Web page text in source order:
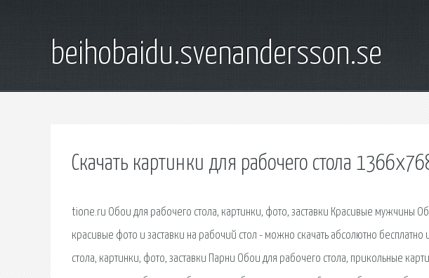
beihobaidu.svenandersson.se
Скачать картинки для рабочего стола
tione.ru Обои для рабочего стола, картинки, фото, заставки Красивые мужчины
красивые фото и заставки на рабочий стол - можно скачать абсолютно
стола, картинки, фото, заставки Парни Обои для рабочего стола, прикольные